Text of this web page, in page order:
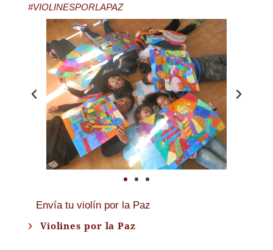
#VIOLINESPORLAPAZ
Envía tu violín por la Paz
Violines por la Paz